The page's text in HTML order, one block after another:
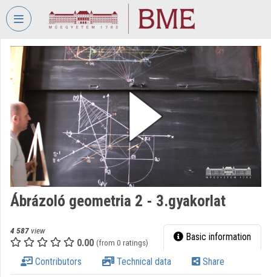
Skip header Skip menu
VIDEOTORIUM
BUDAPEST
UNIVERSITY
OF
TECHNOLOGY
AND
ECONOMICS
Organization home
Log In
Organization discovery
Categories
Ábrázoló geometria 2 - 3.gyakorlat
4 587 view
0.00 (from 0 ratings) Basic information
Contributors Technical data Share